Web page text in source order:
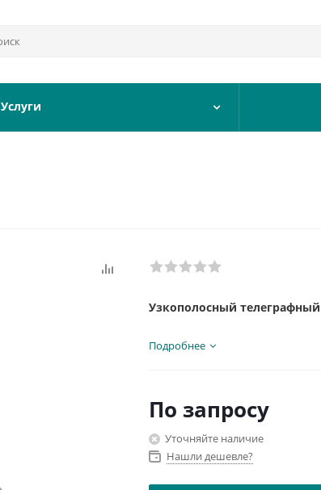
Услуги
Узкополосный
Центральная частота:
Подробнее
По запросу
Уточняйте наличие
Нашли дешевле?